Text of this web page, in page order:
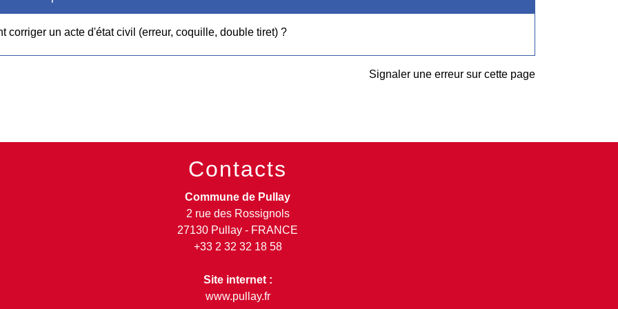
corriger un acte d'état civil (erreur, coquille, double tiret) ?
Signaler une erreur sur cette page
Contacts
Commune de Pullay
2 rue des Rossignols
27130 Pullay - FRANCE
+33 2 32 32 18 58
Site internet :
www.pullay.fr